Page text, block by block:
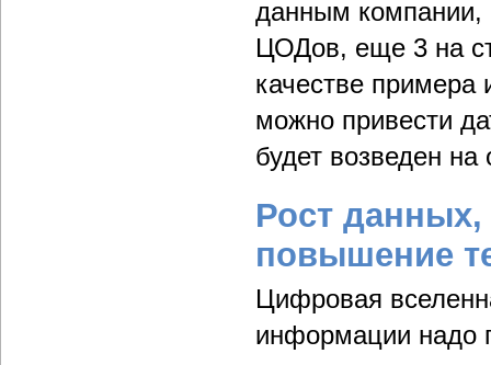
данным компании,
ЦОДов, еще 3 на
качестве примера
можно привести
будет возведен
Рост
повышение
Цифровая
информации надо